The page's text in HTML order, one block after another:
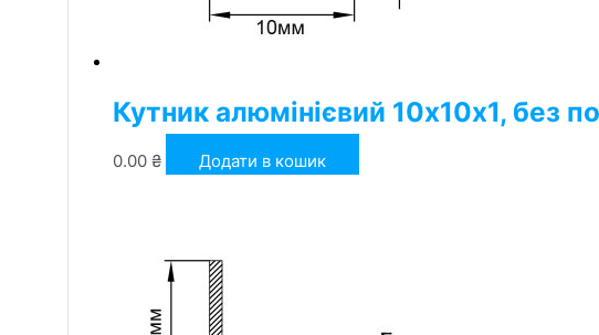
Кутник алюмінієвий 10х10х1, без
0.00₴ Додати в кошик